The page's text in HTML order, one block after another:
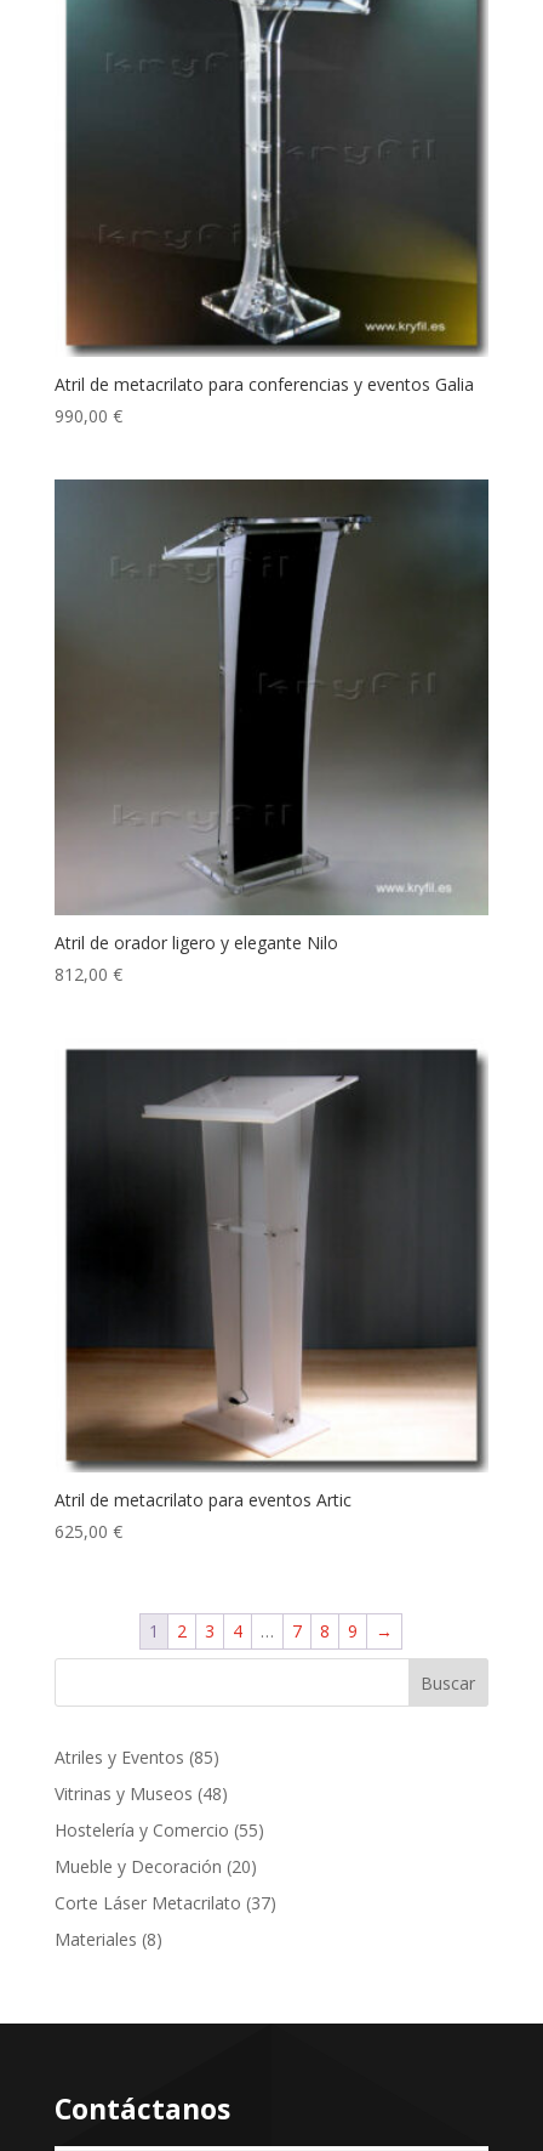
Atril de metacrilato para conferencias y eventos Galia
990,00 €
Atril de orador ligero y elegante Nilo
812,00 €
Atril de metacrilato para eventos Artic
625,00 €
1 2 3 4 … 7 8 9 →
Buscar
Atriles y Eventos 8585
productos
Vitrinas y Museos 4848
productos
Hostelería y Comercio 5555
Mueble y Decoración 2020
productos
Corte Láser Metacrilato 3737
Materiales 88
Contáctanos